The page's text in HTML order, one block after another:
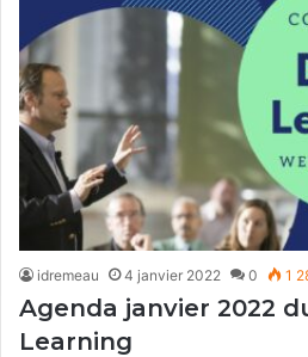
idremeau 4 janvier 2022 0 1
Agenda janvier 2022
Learning